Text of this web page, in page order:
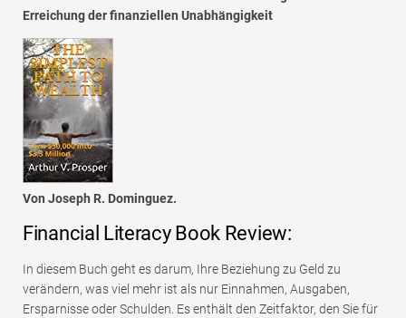
Erreichung der finanziellen Unabhängigkeit
Von Joseph R. Dominguez.
Financial Literacy Book Review:
In diesem Buch geht es darum, Ihre Beziehung zu Geld zu
verändern, was viel mehr ist als nur Einnahmen, Ausgaben,
Ersparnisse oder Schulden. Es enthält den Zeitfaktor, den Sie für